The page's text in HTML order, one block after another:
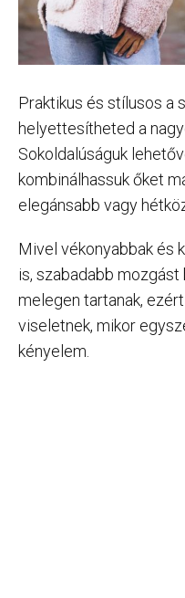
Praktikus és stílusos a
helyettesítheted a
Sokoldalúságuk
kombinálhassuk őket
elegánsabb vagy
Mivel vékonyabbak és
is, szabadabb
melegen tartanak,
viseletnek, mikor
kényelem.